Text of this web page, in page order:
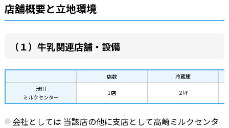
店舖概要と立地環境
（１）牛乳関連店舗・設備
店数
冷蔵庫
渋川
ミルクセンター
1店 ２坪
会社としては 当該店の他に支店として高崎ミルクセンタ